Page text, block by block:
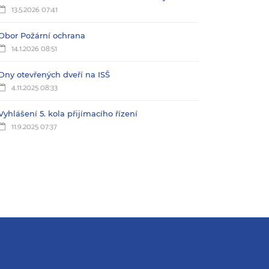
13.5.2026 07:41
Požární ochrana
14.1.2026 08:51
otevřených dveří na ISŠ
4.11.2025 08:33
5. kola přijímacího řízení
11.9.2025 07:37